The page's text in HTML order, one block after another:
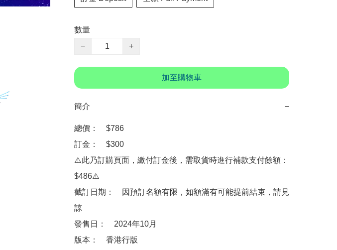
數量
−
+
加至購物車
簡介 −
總價：　$786
訂金：　$300
⚠️此乃訂購頁面，繳付訂金後，需取貨時進行補款支付餘額：
$486⚠️
截訂日期：　因預訂名額有限，如額滿有可能提前結束，請見
諒
發售日：　2024年10月
版本：　香港行版